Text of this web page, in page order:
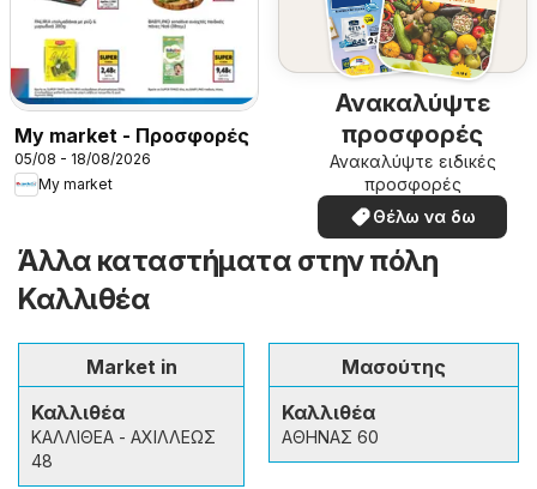
My market - Προσφορές
05/08 - 18/08/2026
My market
Ανακαλύψτε
προσφορές
Ανακαλύψτε ειδικές
προσφορές
Θέλω να δω
Άλλα καταστήματα στην πόλη
Καλλιθέα
Market in
Καλλιθέα
ΚΑΛΛΙΘΕΑ - ΑΧΙΛΛΕΩΣ
48
Μασούτης
Καλλιθέα
ΑΘΗΝΑΣ 60